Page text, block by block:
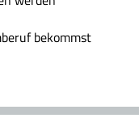
bekommst